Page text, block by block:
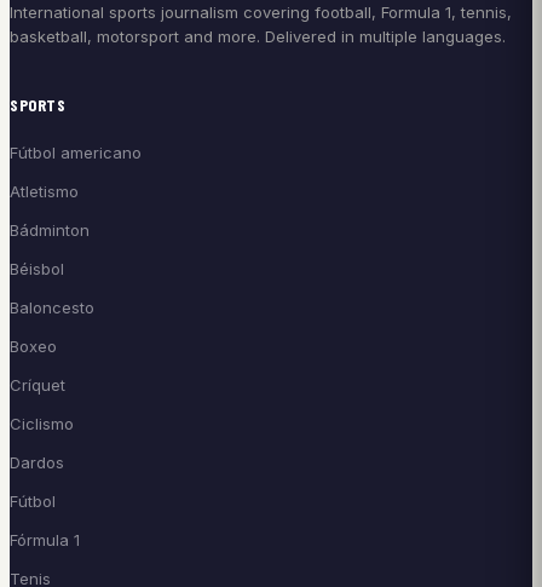
International sports journalism covering football, Formula 1, tennis,
basketball, motorsport and more. Delivered in multiple languages.
SPORTS
Fútbol americano
Atletismo
Bádminton
Béisbol
Baloncesto
Boxeo
Críquet
Ciclismo
Dardos
Fútbol
Fórmula 1
Tenis